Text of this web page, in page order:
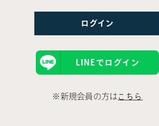
LINEでログイン
※新規会員の方は こちら